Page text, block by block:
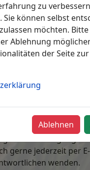
euch recht herzlich
Internetseiten
Verein mal etwas
vorstellen.
wir euch
des Vereins der
Haiderbach e.V.
gerne jederzeit per
wenden.
zu
Sie können selbst
möchten.
Ablehnung
der Seite
Ablehnen